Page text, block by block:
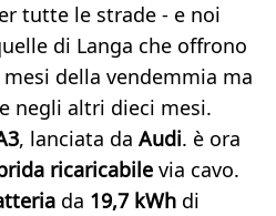
tutte le strade - e noi
di Langa che offrono
della vendemmia ma
negli altri dieci mesi.
, lanciata da Audi. è ora
ricaricabile via cavo.
da 19,7 kWh di